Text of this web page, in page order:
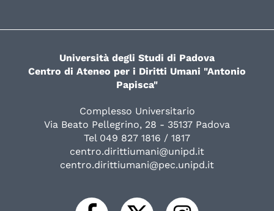
Università degli Studi di Padova
Centro di Ateneo per i Diritti Umani "Antonio
Papisca"
Complesso Universitario
Via Beato Pellegrino, 28 - 35137 Padova
Tel 049 827 1816 / 1817
centro.dirittiumani@unipd.it
centro.dirittiumani@pec.unipd.it